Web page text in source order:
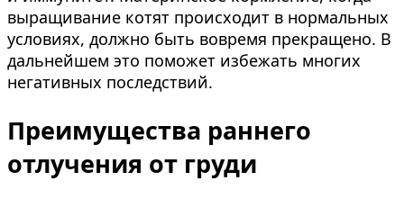
выращивание котят происходит в нормальных
условиях, должно быть вовремя прекращено. В
дальнейшем это поможет избежать многих
негативных последствий.
Преимущества раннего
отлучения от груди